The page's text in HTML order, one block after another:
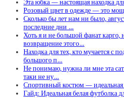
Эта юбка — настоящая находка
Розовый цвет в одежде — это
Сколько бы лет нам ни было,
последние дни …
Хоть я и не большой фанат карго,
возвращение этого…
Находка для тех, кто мучается с
большого п…
Не понимаю, нужна ли мне эта
таки не ну…
Спортивный костюм — идеальная
Гайд: Идеальная белая футболка